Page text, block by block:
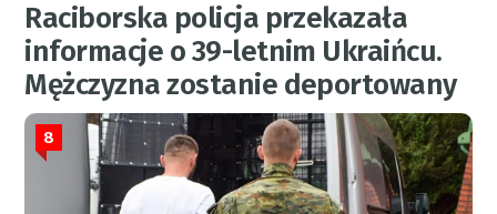
Raciborska policja przekazała
informacje o 39-letnim Ukraińcu.
Mężczyzna zostanie deportowany
8